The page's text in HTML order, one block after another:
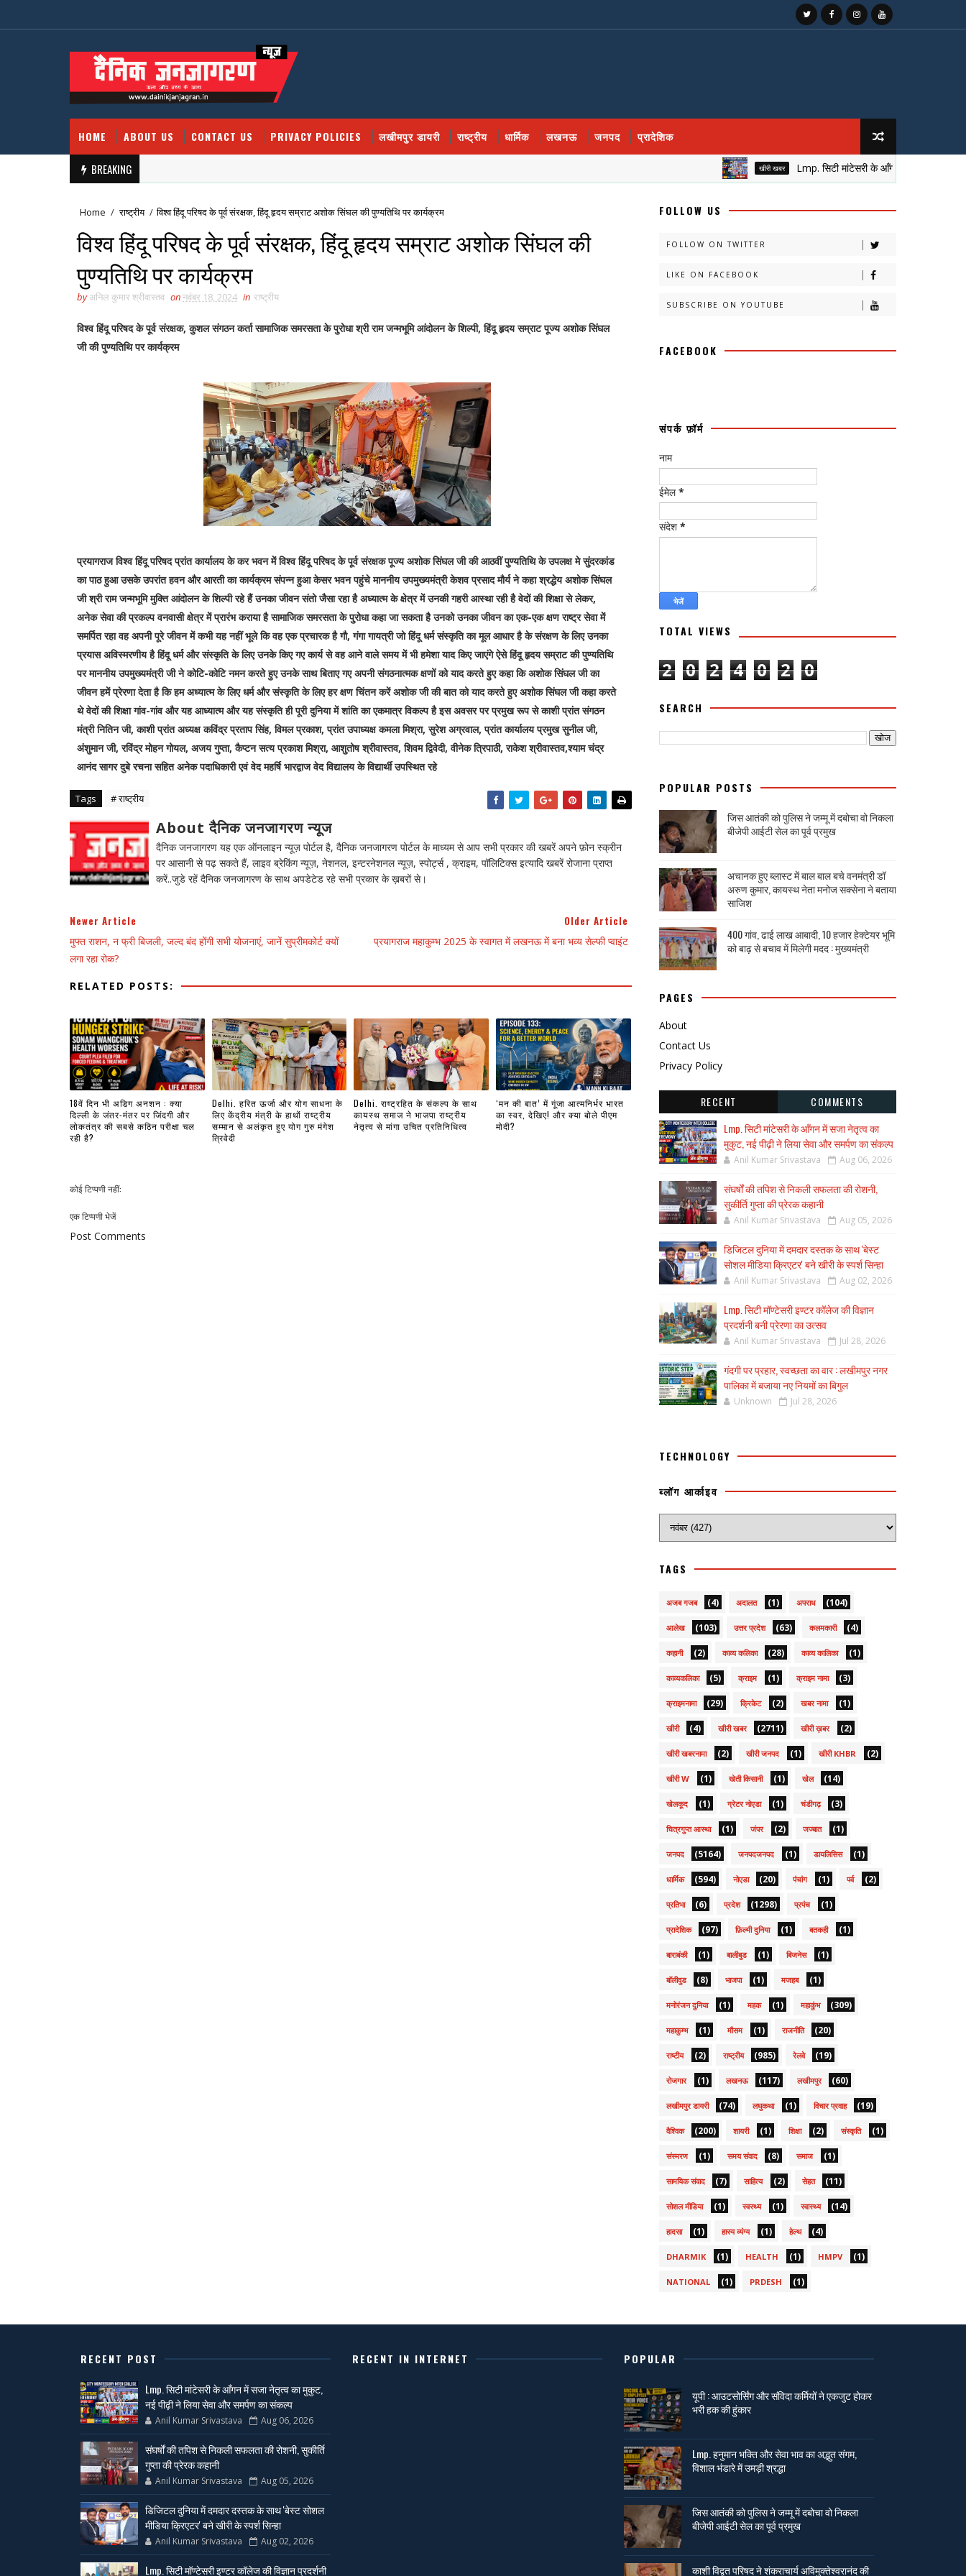
HOME ABOUT US CONTACT US PRIVACY POLICIES लखीमपुर डायरी राष्ट्रीय धार्मिक लखनऊ जनपद प्रादेशिक
BREAKING खीरी खबर Lmp. सिटी मांटेसरी के आँगन में सजा नेतृत्व का मुकुट,
Home / राष्ट्रीय / विश्व हिंदू परिषद के पूर्व संरक्षक, हिंदू हृदय सम्राट अशोक सिंघल की पुण्यतिथि पर कार्यक्रम
विश्व हिंदू परिषद के पूर्व संरक्षक, हिंदू हृदय सम्राट अशोक सिंघल की
पुण्यतिथि पर कार्यक्रम
byअनिल कुमार श्रीवास्तव onनवंबर 18, 2024 in राष्ट्रीय
विश्व हिंदू परिषद के पूर्व संरक्षक, कुशल संगठन कर्ता सामाजिक समरसता के पुरोधा श्री राम जन्मभूमि आंदोलन के शिल्पी, हिंदू हृदय सम्राट पूज्य अशोक सिंघल
जी की पुण्यतिथि पर कार्यक्रम
प्रयागराज विश्व हिंदू परिषद प्रांत कार्यालय के कर भवन में विश्व हिंदू परिषद के पूर्व संरक्षक पूज्य अशोक सिंघल जी की आठवीं पुण्यतिथि के उपलक्ष मे सुंदरकांड
का पाठ हुआ उसके उपरांत हवन और आरती का कार्यक्रम संपन्न हुआ केसर भवन पहुंचे माननीय उपमुख्यमंत्री केशव प्रसाद मौर्य ने कहा श्रद्धेय अशोक सिंघल
जी श्री राम जन्मभूमि मुक्ति आंदोलन के शिल्पी रहे हैं उनका जीवन संतो जैसा रहा है अध्यात्म के क्षेत्र में उनकी गहरी आस्था रही है वेदों की शिक्षा से लेकर,
अनेक सेवा की प्रकल्प वनवासी क्षेत्र में प्रारंभ कराया है सामाजिक समरसता के पुरोधा कहा जा सकता है उनको उनका जीवन का एक-एक क्षण राष्ट्र सेवा में
समर्पित रहा वह अपनी पूरे जीवन में कभी यह नहीं भूले कि वह एक प्रचारक है गौ, गंगा गायत्री जो हिंदू धर्म संस्कृति का मूल आधार है के संरक्षण के लिए उनका
प्रयास अविस्मरणीय है हिंदू धर्म और संस्कृति के लिए उनके किए गए कार्य से वह आने वाले समय में भी हमेशा याद किए जाएंगे ऐसे हिंदू हृदय सम्राट की पुण्यतिथि
पर माननीय उपमुख्यमंत्री जी ने कोटि-कोटि नमन करते हुए उनके साथ बिताए गए अपनी संगठनात्मक क्षणों को याद करते हुए कहा कि अशोक सिंघल जी का
जीवन हमें प्रेरणा देता है कि हम अध्यात्म के लिए धर्म और संस्कृति के लिए हर क्षण चिंतन करें अशोक जी की बात को याद करते हुए अशोक सिंघल जी कहा करते
थे वेदों की शिक्षा गांव-गांव और यह आध्यात्म और यह संस्कृति ही पूरी दुनिया में शांति का एकमात्र विकल्प है इस अवसर पर प्रमुख रूप से काशी प्रांत संगठन
मंत्री नितिन जी, काशी प्रांत अध्यक्ष कविंद्र प्रताप सिंह, विमल प्रकाश, प्रांत उपाध्यक्ष कमला मिश्रा, सुरेश अग्रवाल, प्रांत कार्यालय प्रमुख सुनील जी,
अंशुमान जी, रविंद्र मोहन गोयल, अजय गुप्ता, कैप्टन सत्य प्रकाश मिश्रा, आशुतोष श्रीवास्तव, शिवम द्विवेदी, वीनेक त्रिपाठी, राकेश श्रीवास्तव,श्याम चंद्र
आनंद सागर दुबे रचना सहित अनेक पदाधिकारी एवं वेद महर्षि भारद्वाज वेद विद्यालय के विद्यार्थी उपस्थित रहे
Tags # राष्ट्रीय
About दैनिक जनजागरण न्यूज
दैनिक जनजागरण यह एक ऑनलाइन न्यूज़ पोर्टल है, दैनिक जनजागरण पोर्टल के माध्यम से आप सभी प्रकार की खबरें अपने फ़ोन स्क्रीन
पर आसानी से पढ़ सकते हैं, लाइव ब्रेकिंग न्यूज़, नेशनल, इन्टरनेशनल न्यूज़, स्पोर्ट्स , क्राइम, पॉलिटिक्स इत्यादि खबरें रोजाना प्राप्त
करें..जुडे रहें दैनिक जनजागरण के साथ अपडेटेड रहे सभी प्रकार के ख़बरों से।
Newer Article
मुफ्त राशन, न फ्री बिजली, जल्द बंद होंगी सभी योजनाएं, जानें सुप्रीमकोर्ट क्यों
लगा रहा रोक?
Older Article
प्रयागराज महाकुम्भ 2025 के स्वागत में लखनऊ में बना भव्य सेल्फी प्वाइंट
RELATED POSTS:
18वें दिन भी अडिग अनशन : क्या
दिल्ली के जंतर-मंतर पर जिंदगी और
लोकतंत्र की सबसे कठिन परीक्षा चल
रही है?
Delhi. हरित ऊर्जा और योग साधना के
लिए केंद्रीय मंत्री के हाथों राष्ट्रीय
सम्मान से अलंकृत हुए योग गुरु मंगेश
त्रिवेदी
Delhi. राष्ट्रहित के संकल्प के साथ
कायस्थ समाज ने भाजपा राष्ट्रीय
नेतृत्व से मांगा उचित प्रतिनिधित्व
‘मन की बात’ में गूंजा आत्मनिर्भर भारत
का स्वर, देखिए! और क्या बोले पीएम
मोदी?
कोई टिप्पणी नहीं:
एक टिप्पणी भेजें
Post Comments
FOLLOW US
FOLLOW ON TWITTER
LIKE ON FACEBOOK
SUBSCRIBE ON YOUTUBE
FACEBOOK
संपर्क फ़ॉर्म
नाम
ईमेल*
संदेश *
TOTAL VIEWS
2 0 2 4 0 2 0
SEARCH
POPULAR POSTS
जिस आतंकी को पुलिस ने जम्मू में दबोचा वो निकला
बीजेपी आईटी सेल का पूर्व प्रमुख
अचानक हुए ब्लास्ट में बाल बाल बचे वनमंत्री डॉ
अरुण कुमार, कायस्थ नेता मनोज सक्सेना ने बताया
साजिश
400 गांव, ढाई लाख आबादी, 10 हजार हेक्टेयर भूमि
को बाढ़ से बचाव में मिलेगी मदद : मुख्यमंत्री
PAGES
About
Contact Us
Privacy Policy
RECENT
COMMENTS
Lmp. सिटी मांटेसरी के आँगन में सजा नेतृत्व का
मुकुट, नई पीढ़ी ने लिया सेवा और समर्पण का संकल्प
Anil Kumar Srivastava Aug 06, 2026
संघर्षों की तपिश से निकली सफलता की रोशनी,
सुकीर्ति गुप्ता की प्रेरक कहानी
Anil Kumar Srivastava Aug 05, 2026
डिजिटल दुनिया में दमदार दस्तक के साथ 'बेस्ट
सोशल मीडिया क्रिएटर' बने खीरी के स्पर्श सिन्हा
Anil Kumar Srivastava Aug 02, 2026
Lmp. सिटी मॉण्टेसरी इण्टर कॉलेज की विज्ञान
प्रदर्शनी बनी प्रेरणा का उत्सव
Anil Kumar Srivastava Jul 28, 2026
गंदगी पर प्रहार, स्वच्छता का वार : लखीमपुर नगर
पालिका में बजाया नए नियमों का बिगुल
Unknown Jul 28, 2026
TECHNOLOGY
ब्लॉग आर्काइव
TAGS
अजब गजब (4) अदालत (1) अपराध (104)
आलेख (103) उत्तर प्रदेश (63) कलमकारी (4)
कहानी (2) काव्य कलिका (28) काव्य कालिका (1)
काव्यकलिका (5) क्राइम (1) क्राइम नामा (3)
क्राइमनामा (29) क्रिकेट (2) खबर नामा (1)
खीरी (4) खीरी खबर (2711) खीरी ख़बर (2)
खीरी खबरनामा (2) खीरी जनपद (1) खीरी KHBR (2)
खीरी W (1) खेती किसानी (1) खेल (14)
खेलकूद (1) ग्रेटर नोएडा (1) चंडीगढ़ (3)
चित्रगुप्त आस्था (1) जंपर (2) जज्बात (1)
जनपद (5164) जनपदजनपद (1) डायलिसिस (1)
धार्मिक (594) नोएडा (20) पंचांग (1) पर्व (2)
प्रतिभा (6) प्रदेश (1298) प्रपंच (1)
प्रादेशिक (97) फ़िल्मी दुनिया (1) बतकही (1)
बाराबंकी (1) बालीबुड (1) बिजनेस (1)
बॉलीवुड (8) भाजपा (1) मजहब (1)
मनोरंजन दुनिया (1) महक (1) महाकुंभ (309)
महाकुम्भ (1) मौसम (1) राजनीति (20)
राष्टीय (2) राष्ट्रीय (985) रेलवे (19)
रोजगार (1) लखनऊ (117) लखीमपुर (60)
लखीमपुर डायरी (74) लघुकथा (1) विचार प्रवाह (19)
वैश्विक (200) शायरी (1) शिक्षा (2) संस्कृति (1)
संस्मरण (1) समय संवाद (8) समाज (1)
सामयिक संवाद (7) साहित्य (2) सेहत (11)
सोशल मीडिया (1) स्वस्थ्य (1) स्वास्थ्य (14)
हादसा (1) हास्य व्यंग्य (1) हेल्थ (4)
DHARMIK (1) HEALTH (1) HMPV (1)
NATIONAL (1) PRDESH (1)
RECENT POST
Lmp. सिटी मांटेसरी के आँगन में सजा नेतृत्व का मुकुट,
नई पीढ़ी ने लिया सेवा और समर्पण का संकल्प
Anil Kumar Srivastava Aug 06, 2026
संघर्षों की तपिश से निकली सफलता की रोशनी, सुकीर्ति
गुप्ता की प्रेरक कहानी
Anil Kumar Srivastava Aug 05, 2026
डिजिटल दुनिया में दमदार दस्तक के साथ 'बेस्ट सोशल
मीडिया क्रिएटर' बने खीरी के स्पर्श सिन्हा
Anil Kumar Srivastava Aug 02, 2026
Lmp. सिटी मॉण्टेसरी इण्टर कॉलेज की विज्ञान प्रदर्शनी
RECENT IN INTERNET POPULAR
यूपी : आउटसोर्सिंग और संविदा कर्मियों ने एकजुट होकर
भरी हक की हुंकार
Lmp. हनुमान भक्ति और सेवा भाव का अद्भुत संगम,
विशाल भंडारे में उमड़ी श्रद्धा
जिस आतंकी को पुलिस ने जम्मू में दबोचा वो निकला
बीजेपी आईटी सेल का पूर्व प्रमुख
काशी विद्वत परिषद ने शंकराचार्य अविमुक्तेश्वरानंद की